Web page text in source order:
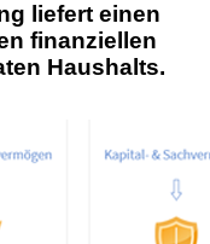
liefert einen
finanziellen
Haushalts.